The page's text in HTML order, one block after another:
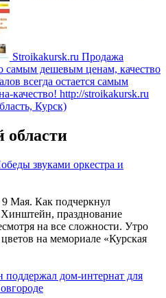
Stroikakursk.ru Продажа
самым дешевым ценам, качество
всегда остается самым
качество! http://stroikakursk.ru
Курск)
области
звуками оркестра и
Мая. Как подчеркнул
празднование
на все сложности. Утро
на мемориале «Курская
дом-интернат для